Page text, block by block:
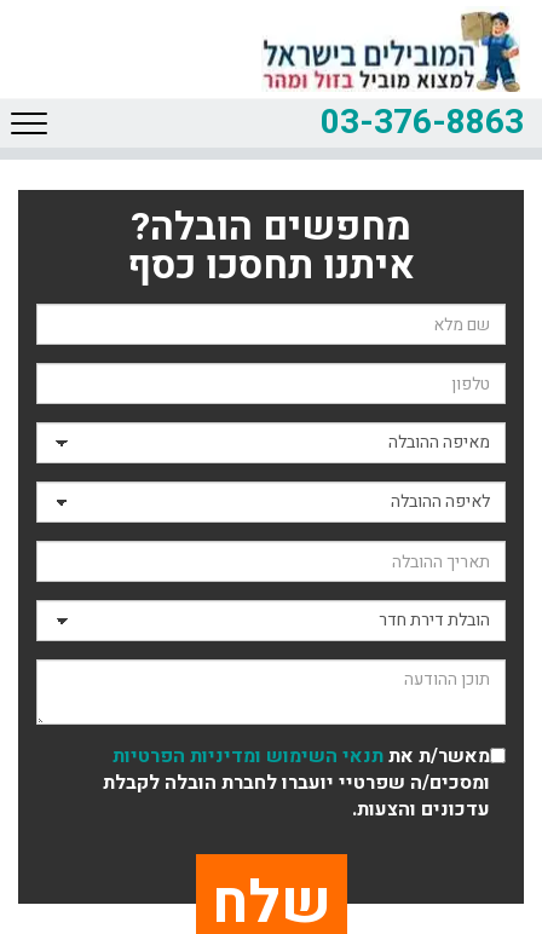
03-376-8863
מחפשים הובלה?
איתנו תחסכו כסף
שם השולח
טלפון
מאיפה ההובלה
לאיפה ההובלה
תאריך ההובלה
סוג ההובלה
תוכן ההודעה
מאשר/ת אתתנאי השימוש ומדיניות הפרטיות
ומסכים/ה שפרטיי יועברו לחברת הובלה לקבלת
עדכונים והצעות.